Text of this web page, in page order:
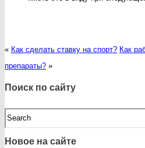
« Как сделать ставку на спорт? Как
препараты? »
Поиск по сайту
Новое на сайте